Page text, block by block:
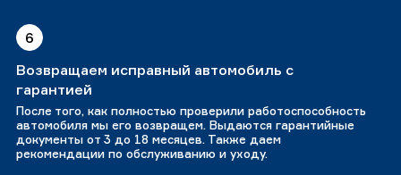
6
Возвращаем исправный автомобиль с
гарантией
После того, как полностью проверили работоспособность
автомобиля мы его возвращем. Выдаются гарантийные
документы от 3 до 18 месяцев. Также даем
рекомендации по обслуживанию и уходу.